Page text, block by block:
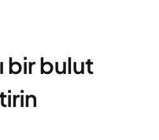
bir bulut